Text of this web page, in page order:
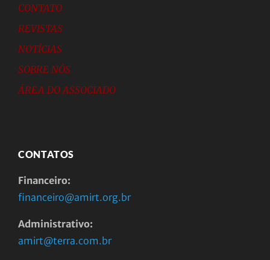
CONTATO
REVISTAS
NOTÍCIAS
SOBRE NÓS
ÁREA DO ASSOCIADO
CONTATOS
Financeiro:
financeiro@amirt.org.br
Administrativo:
amirt@terra.com.br